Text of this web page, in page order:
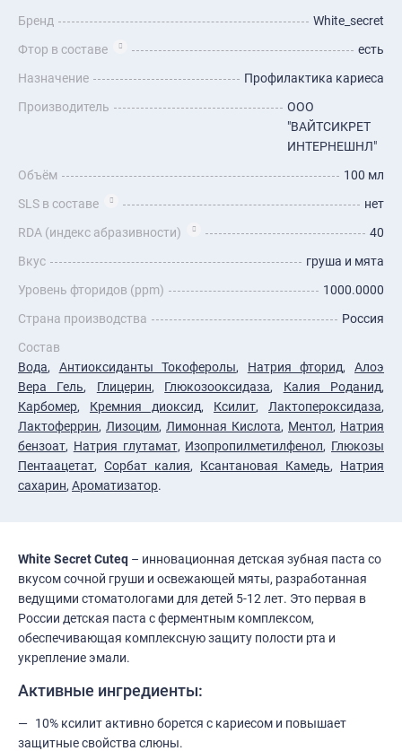
Бренд
White_secret
Фтор в составе
есть
Назначение
Профилактика кариеса
Производитель
ООО
"ВАЙТСИКРЕТ
ИНТЕРНЕШНЛ"
Объём
100 мл
SLS в составе
нет
RDA (индекс абразивности)
40
Вкус
груша и мята
Уровень фторидов (ppm)
1000.0000
Страна производства
Россия
Состав
Вода, Антиоксиданты Токоферолы, Натрия фторид,Алоэ
Вера Гель, Глицерин, Глюкозооксидаза, Калия Роданид,
Карбомер, Кремния диоксид, Ксилит, Лактопероксидаза,
Лактоферрин, Лизоцим, Лимонная Кислота, Ментол, Натрия
бензоат, Натрия глутамат, Изопропилметилфенол, Глюкозы
Пентаацетат, Сорбат калия, Ксантановая Камедь, Натрия
сахарин, Ароматизатор.
White Secret Cuteq – инновационная детская зубная паста со
вкусом сочной груши и освежающей мяты, разработанная
ведущими стоматологами для детей 5-12 лет. Это первая в
России детская паста с ферментным комплексом,
обеспечивающая комплексную защиту полости рта и
укрепление эмали.
Активные ингредиенты:
10% ксилит активно борется с кариесом и повышает
защитные свойства слюны.